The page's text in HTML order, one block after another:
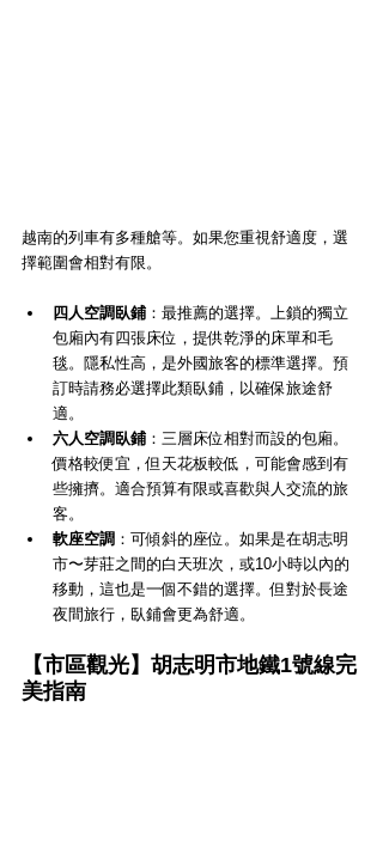
越南的列車有多種艙等。如果您重視舒適度，選
擇範圍會相對有限。
四人空調臥鋪 ：最推薦的選擇。上鎖的獨立
包廂內有四張床位，提供乾淨的床單和毛
毯。隱私性高，是外國旅客的標準選擇。預
訂時請務必選擇此類臥鋪，以確保旅途舒
適。
六人空調臥鋪 ：三層床位相對而設的包廂。
價格較便宜，但天花板較低，可能會感到有
些擁擠。適合預算有限或喜歡與人交流的旅
客。
軟座空調 ：可傾斜的座位。如果是在胡志明
市〜芽莊之間的白天班次，或10小時以內的
移動，這也是一個不錯的選擇。但對於長途
夜間旅行，臥鋪會更為舒適。
【市區觀光】胡志明市地鐵1號線完
美指南